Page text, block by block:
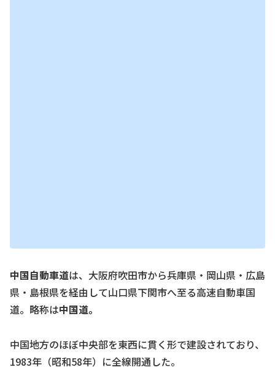
中国自動車道は、大阪府吹田市から兵庫県・岡山県・広島
県・島根県を経由して山口県下関市へ至る高速自動車国
道。略称は中国道。
中国地方のほぼ中央部を東西に貫く形で建設されており、
1983年（昭和58年）に全線開通した。